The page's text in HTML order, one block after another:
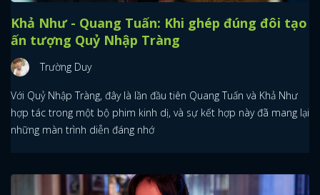
Khả Như - Quang Tuấn: Khi ghép đúng đôi tạo
ấn tượng Quỷ Nhập Tràng
Trường Duy
Với Quỷ Nhập Tràng, đây là lần đầu tiên Quang Tuấn và Khả Như
hợp tác trong một bộ phim kinh dị, và sự kết hợp này đã mang lại
những màn trình diễn đáng nhớ